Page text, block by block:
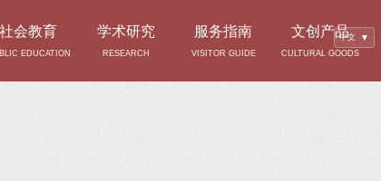
中文 ▼
社会教育
EDUCATION
学术研究
RESEARCH
服务指南
VISITOR GUIDE
文创产品
CULTURAL GOODS